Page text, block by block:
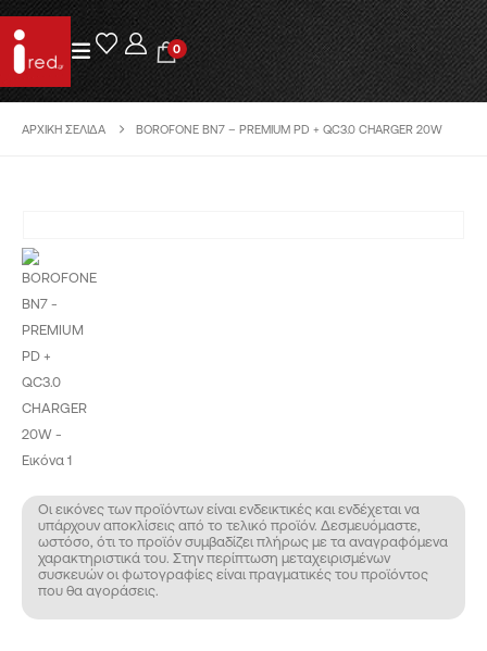
0
ΑΡΧΙΚΉ ΣΕΛΊΔΑ BOROFONE BN7 – PREMIUM PD + QC3.0 CHARGER 20W
Οι εικόνες των προϊόντων είναι ενδεικτικές και ενδέχεται να
υπάρχουν αποκλίσεις από το τελικό προϊόν. Δεσμευόμαστε,
ωστόσο, ότι το προϊόν συμβαδίζει πλήρως με τα αναγραφόμενα
χαρακτηριστικά του. Στην περίπτωση μεταχειρισμένων
συσκευών οι φωτογραφίες είναι πραγματικές του προϊόντος
που θα αγοράσεις.